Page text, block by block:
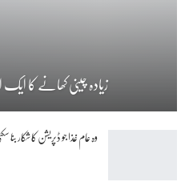
زیادہ چینی کھانے کا ایک
وہ عام غذا جو ڈپریشن کا شکار بنا